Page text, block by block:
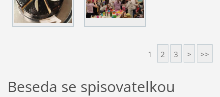
1 2 3 > >>
Beseda se spisovatelkou